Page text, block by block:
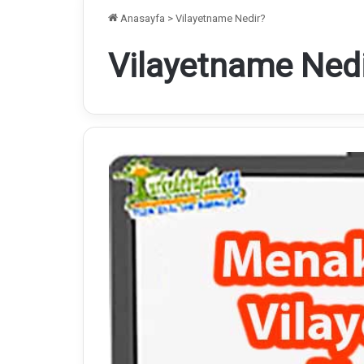
Anasayfa > Vilayetname Nedir?
Vilayetname